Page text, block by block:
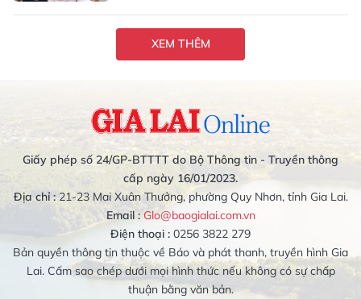
XEM THÊM
Giấy phép số 24/GP-BTTTT do Bộ Thông tin - Truyền thông
cấp ngày 16/01/2023.
Địa chỉ :21-23 Mai Xuân Thưởng, phường Quy Nhơn, tỉnh Gia Lai.
Email : Glo@baogialai.com.vn
Điện thoại : 0256 3822 279
Bản quyền thông tin thuộc về Báo và phát thanh, truyền hình Gia
Lai. Cấm sao chép dưới mọi hình thức nếu không có sự chấp
thuận bằng văn bản.